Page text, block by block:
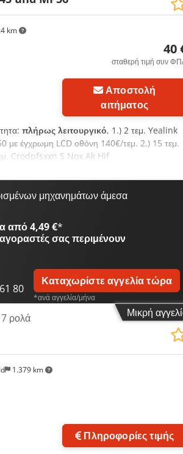
Ζητήστε περισσότερες
km
40
σταθερή τιμή συν
Αποστολή
αιτήματος
πλήρως λειτουργικό, 1.) 2 τεμ. Yealink
με έγχρωμη LCD οθόνη 140€/τεμ. 2.) 15 τεμ.
Crodpfsxxn S Nox Ak Hjf
μηχανημάτων άμεσα
από 4,49 €*
σας περιμένουν
80
Καταχωρίστε αγγελία τώρα
*ανά αγγελία/μήνα
Μικρή
1.379 km
ρολά
Πληροφορίες τιμής